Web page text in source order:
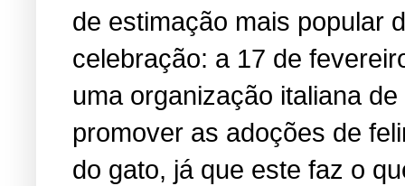
de estimação mais popular
celebração: a 17 de
uma organização italiana
promover as adoções de
do gato, já que este faz o